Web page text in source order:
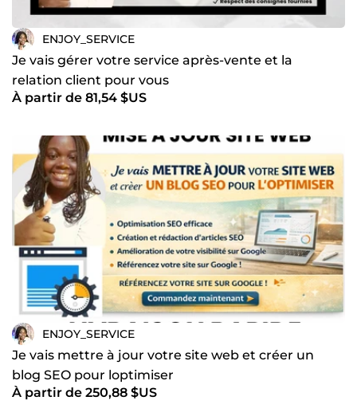
ENJOY_SERVICE
Je vais gérer votre service après-vente et la
relation client pour vous
À partir de 81,54 $US
ENJOY_SERVICE
Je vais mettre à jour votre site web et créer un
blog SEO pour loptimiser
À partir de 250,88 $US